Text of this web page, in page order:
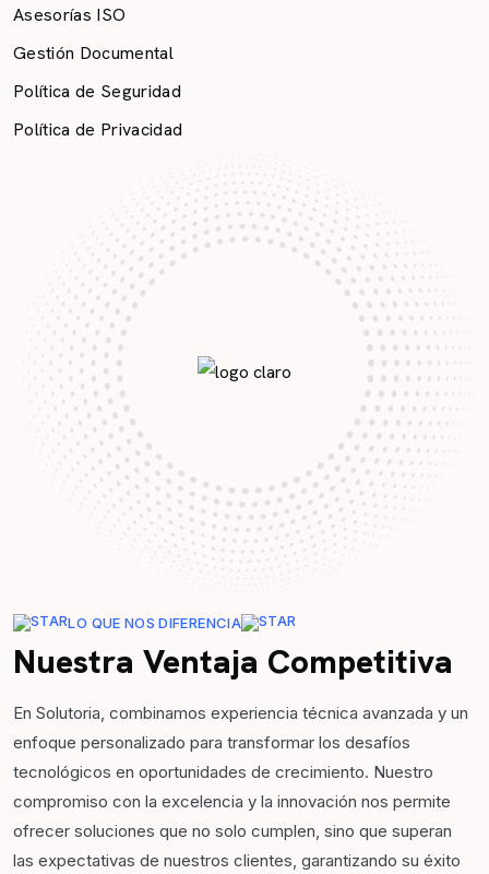
Asesorías ISO
Gestión Documental
Política de Seguridad
Política de Privacidad
LO QUE NOS DIFERENCIA
Nuestra Ventaja Competitiva
En Solutoria, combinamos experiencia técnica avanzada y un
enfoque personalizado para transformar los desafíos
tecnológicos en oportunidades de crecimiento. Nuestro
compromiso con la excelencia y la innovación nos permite
ofrecer soluciones que no solo cumplen, sino que superan
las expectativas de nuestros clientes, garantizando su éxito